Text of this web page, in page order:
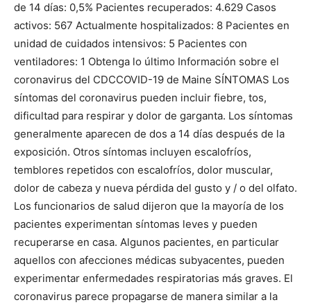
de 14 días: 0,5% Pacientes recuperados: 4.629 Casos
activos: 567 Actualmente hospitalizados: 8 Pacientes en
unidad de cuidados intensivos: 5 Pacientes con
ventiladores: 1 Obtenga lo último Información sobre el
coronavirus del CDCCOVID-19 de Maine SÍNTOMAS Los
síntomas del coronavirus pueden incluir fiebre, tos,
dificultad para respirar y dolor de garganta. Los síntomas
generalmente aparecen de dos a 14 días después de la
exposición. Otros síntomas incluyen escalofríos,
temblores repetidos con escalofríos, dolor muscular,
dolor de cabeza y nueva pérdida del gusto y / o del olfato.
Los funcionarios de salud dijeron que la mayoría de los
pacientes experimentan síntomas leves y pueden
recuperarse en casa. Algunos pacientes, en particular
aquellos con afecciones médicas subyacentes, pueden
experimentar enfermedades respiratorias más graves. El
coronavirus parece propagarse de manera similar a la